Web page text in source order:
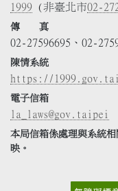
1999 (非臺北市02-
傳 真
02-27596695、02-
陳情系統
https://
電子信箱
la_laws@gov.taipei
本局信箱係處理與系統
映。